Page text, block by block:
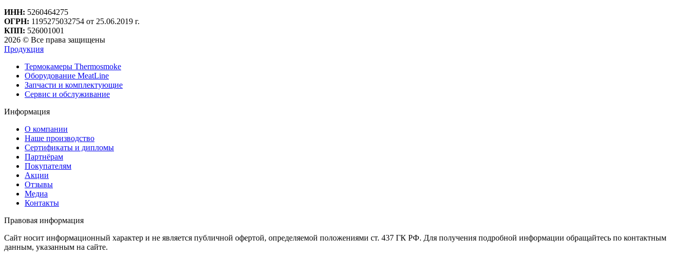
ИНН: 5260464275
ОГРН: 1195275032754 от 25.06.2019 г.
КПП: 526001001
2026 © Все права защищены
Продукция
Термокамеры Thermosmoke
Оборудование MeatLine
Запчасти и комплектующие
Сервис и обслуживание
Информация
О компании
Наше производство
Сертификаты и дипломы
Партнёрам
Покупателям
Акции
Отзывы
Медиа
Контакты
Правовая информация
Сайт носит информационный характер и не является публичной офертой, определяемой положениями ст. 437 ГК РФ. Для получения подробной информации обращайтесь по контактным
данным, указанным на сайте.